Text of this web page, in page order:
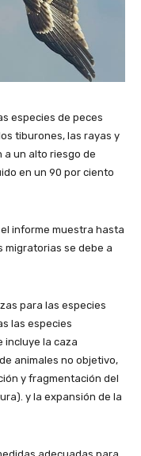
especies de peces
tiburones, las rayas y
un alto riesgo de
en un 90 por ciento
informe muestra hasta
migratorias se debe a
para las especies
las especies
incluye la caza
animales no objetivo,
y fragmentación del
y la expansión de la